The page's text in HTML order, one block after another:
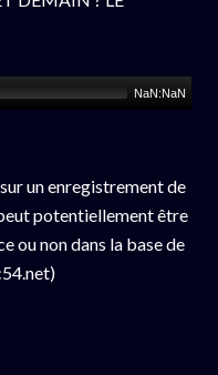
NaN:NaN
un enregistrement de
potentiellement être
ou non dans la base de